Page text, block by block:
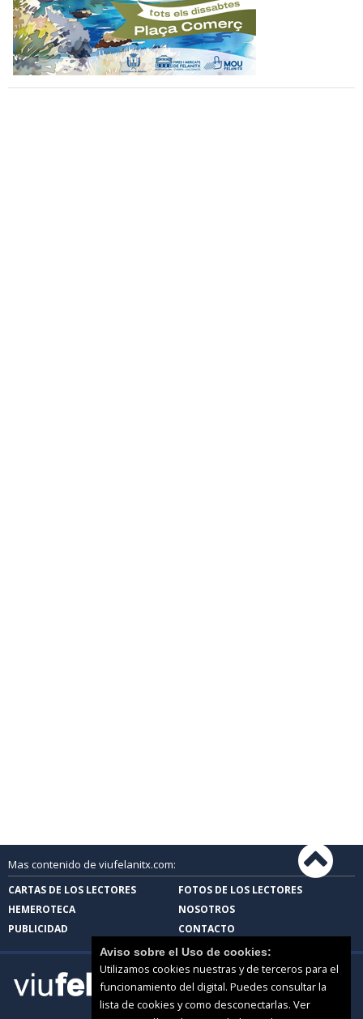
Mas contenido de viufelanitx.com:
CARTAS DE LOS LECTORES
FOTOS DE LOS LECTORES
HEMEROTECA
NOSOTROS
PUBLICIDAD
CONTACTO
Aviso sobre el Uso de cookies:
Utilizamos cookies nuestras y de terceros para el
funcionamiento del digital. Puedes consultar la
lista de cookies y como desconectarlas. Ver